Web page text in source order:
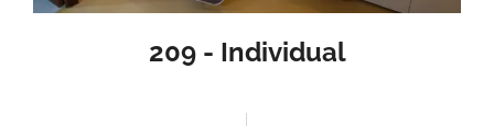
209 - Individual